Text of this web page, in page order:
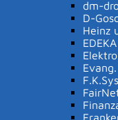
dm-
D-
Heinz
Für die
vollständig
Die
rund um die